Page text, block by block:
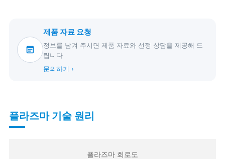
제품 자료 요청
정보를 남겨 주시면 제품 자료와 선정 상담을 제공해 드
립니다
문의하기 ›
플라즈마 기술 원리
플라즈마 회로도